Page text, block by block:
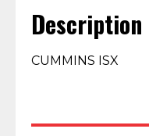
Description
CUMMINS ISX